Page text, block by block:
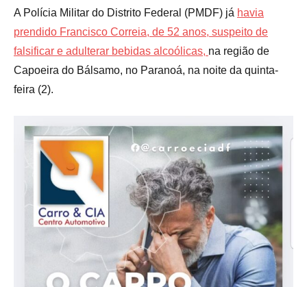
A Polícia Militar do Distrito Federal (PMDF) já havia
prendido Francisco Correia, de 52 anos, suspeito de
falsificar e adulterar bebidas alcoólicas, na região de
Capoeira do Bálsamo, no Paranoá, na noite da quinta-
feira (2).